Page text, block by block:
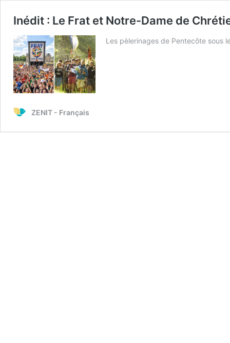
Inédit : Le Frat et Notre-Dame de
Les pèlerinages de Pentecôte sous
ZENIT - Français